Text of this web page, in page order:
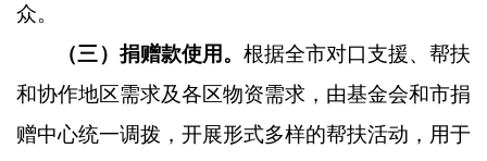
众。
（三）捐赠款使用。 根据全市对口支援、帮扶
和协作地区需求及各区物资需求，由基金会和市捐
赠中心统一调拨，开展形式多样的帮扶活动，用于